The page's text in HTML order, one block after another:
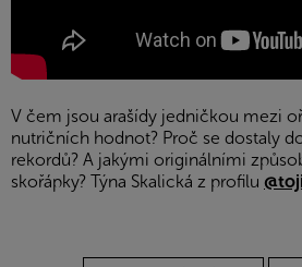
V čem jsou arašídy jedničkou mezi
nutričních hodnot? Proč se dostaly
rekordů? A jakými originálními
skořápky? Týna Skalická z profilu